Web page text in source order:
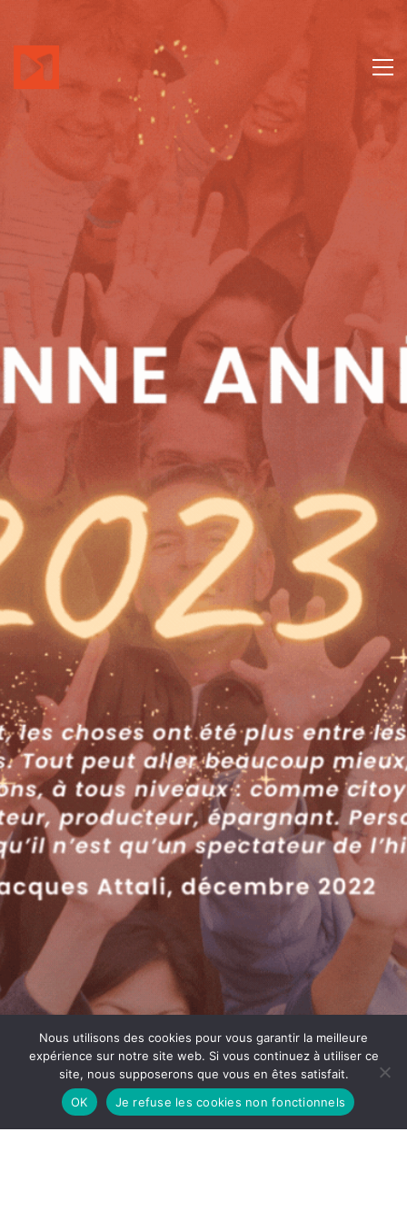
Nous utilisons des cookies pour vous garantir la meilleure
expérience sur notre site web. Si vous continuez à utiliser ce
site, nous supposerons que vous en êtes satisfait.
OK
Je refuse les cookies non fonctionnels